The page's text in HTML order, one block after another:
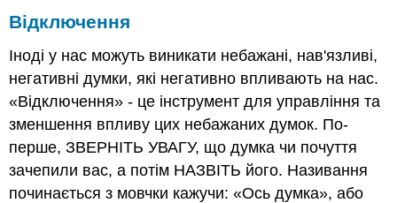
Відключення
Іноді у нас можуть виникати небажані, нав'язливі,
негативні думки, які негативно впливають на нас.
«Відключення» - це інструмент для управління та
зменшення впливу цих небажаних думок. По-
перше, ЗВЕРНІТЬ УВАГУ, що думка чи почуття
зачепили вас, а потім НАЗВІТЬ його. Називання
починається з мовчки кажучи: «Ось думка», або